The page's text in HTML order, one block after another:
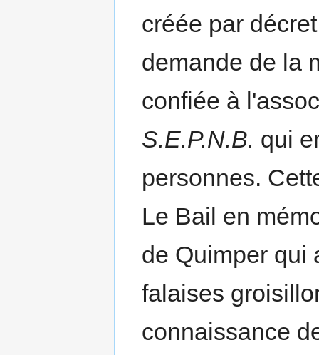
créée par
demande de la
confiée à
S.E.P.N.B. qui
personnes.
Le Bail en
de Quimper qui
falaises
connaissance